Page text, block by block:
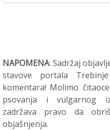
NAPOMENA: Sadržaj
stavove portala
komentara! Molimo
psovanja i vulgarnog
zadržava pravo da
objašnjenja.